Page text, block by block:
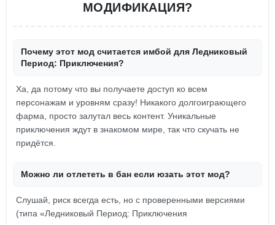
МОДИФИКАЦИЯ?
Почему этот мод считается имбой для Ледниковый
Период: Приключения?
Ха, да потому что вы получаете доступ ко всем
персонажам и уровням сразу! Никакого долгоиграющего
фарма, просто залутал весь контент. Уникальные
приключения ждут в знакомом мире, так что скучать не
придётся.
Можно ли отлететь в бан если юзать этот мод?
Слушай, риск всегда есть, но с проверенными версиями
(типа «Ледниковый Период: Приключения